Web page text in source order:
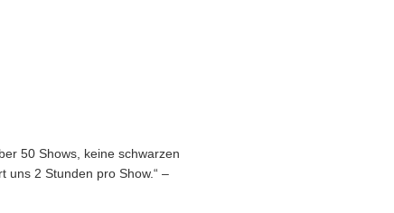
50 Shows, keine schwarzen
uns 2 Stunden pro Show.“ –